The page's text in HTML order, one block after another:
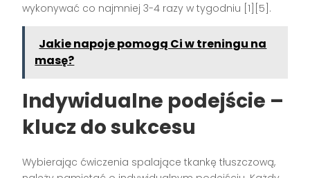
wykonywać co najmniej 3-4 razy w tygodniu [1][5].
Jakie napoje pomogą Ci w treningu na
masę?
Indywidualne podejście –
klucz do sukcesu
Wybierając ćwiczenia spalające tkankę tłuszczową,